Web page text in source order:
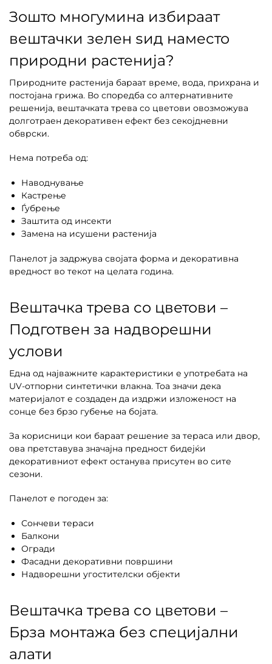
Зошто многумина избираат
вештачки зелен ѕид наместо
природни растенија?
Природните растенија бараат време, вода, прихрана и
постојана грижа. Во споредба со алтернативните
решенија, вештачката трева со цветови овозможува
долготраен декоративен ефект без секојдневни
обврски.
Нема потреба од:
Наводнување
Кастрење
Ѓубрење
Заштита од инсекти
Замена на исушени растенија
Панелот ја задржува својата форма и декоративна
вредност во текот на целата година.
Вештачка трева со цветови –
Подготвен за надворешни
услови
Една од најважните карактеристики е употребата на
UV-отпорни синтетички влакна. Тоа значи дека
материјалот е создаден да издржи изложеност на
сонце без брзо губење на бојата.
За корисници кои бараат решение за тераса или двор,
ова претставува значајна предност бидејќи
декоративниот ефект останува присутен во сите
сезони.
Панелот е погоден за:
Сончеви тераси
Балкони
Огради
Фасадни декоративни површини
Надворешни угостителски објекти
Вештачка трева со цветови –
Брза монтажа без специјални
алати